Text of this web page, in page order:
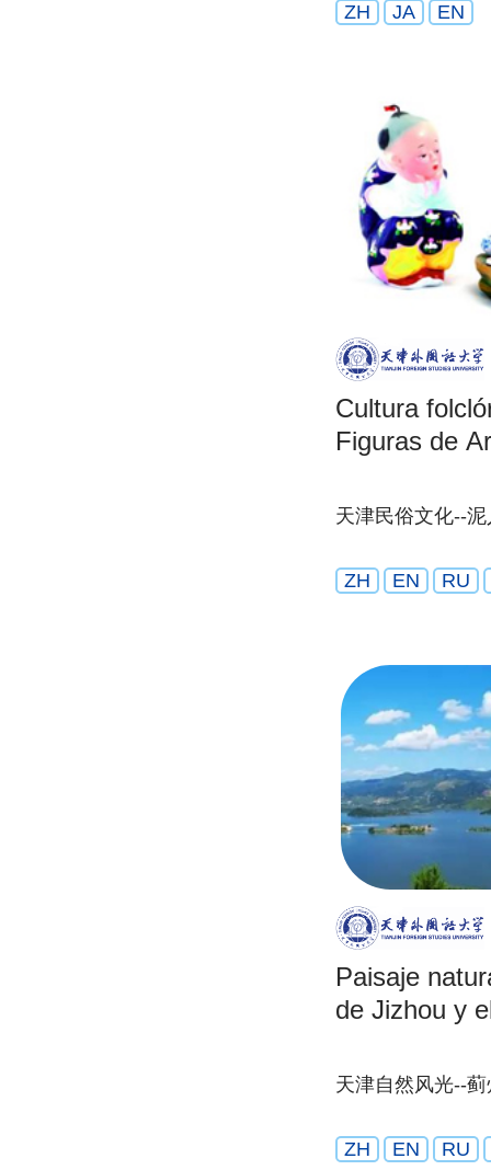
ZH JA EN
Cultura
Figuras de
天津民俗文化--
ZH EN RU
Paisaje
de Jizhou y
天津自然风光--
ZH EN RU